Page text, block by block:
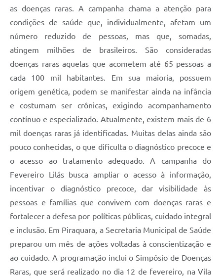
as doenças raras. A campanha chama a atenção para
condições de saúde que, individualmente, afetam um
número reduzido de pessoas, mas que, somadas,
atingem milhões de brasileiros. São consideradas
doenças raras aquelas que acometem até 65 pessoas a
cada 100 mil habitantes. Em sua maioria, possuem
origem genética, podem se manifestar ainda na infância
e costumam ser crônicas, exigindo acompanhamento
contínuo e especializado. Atualmente, existem mais de 6
mil doenças raras já identificadas. Muitas delas ainda são
pouco conhecidas, o que dificulta o diagnóstico precoce e
o acesso ao tratamento adequado. A campanha do
Fevereiro Lilás busca ampliar o acesso à informação,
incentivar o diagnóstico precoce, dar visibilidade às
pessoas e famílias que convivem com doenças raras e
fortalecer a defesa por políticas públicas, cuidado integral
e inclusão. Em Piraquara, a Secretaria Municipal de Saúde
preparou um mês de ações voltadas à conscientização e
ao cuidado. A programação inclui o Simpósio de Doenças
Raras, que será realizado no dia 12 de fevereiro, na Vila